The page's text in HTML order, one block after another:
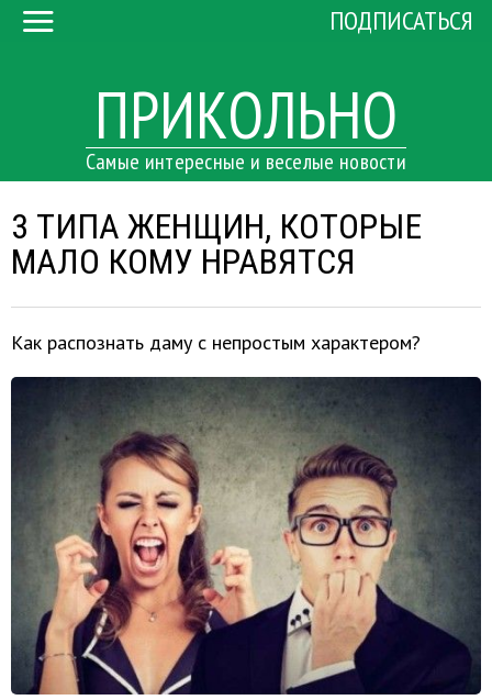
ПРИКОЛЬНО
Самые интересные и веселые новости
ПОДПИСАТЬСЯ
3 ТИПА ЖЕНЩИН, КОТОРЫЕ
МАЛО КОМУ НРАВЯТСЯ
Как распознать даму с непростым характером?